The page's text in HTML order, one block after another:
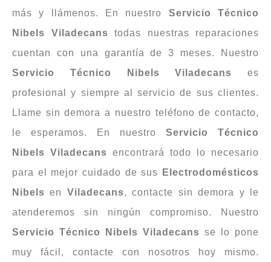
más y llámenos. En nuestro Servicio
Técnico
Nibels Viladecans todas nuestras reparaciones
cuentan con una garantía de 3 meses. Nuestro
Servicio Técnico Nibels Viladecans es
profesional y siempre al servicio de sus clientes.
Llame sin demora a nuestro teléfono de contacto,
le esperamos. En nuestro Servicio Técnico
Nibels Viladecans encontrará todo lo necesario
para el mejor cuidado de sus
Electrodomésticos
Nibels en Viladecans, contacte sin demora y le
atenderemos sin ningún compromiso. Nuestro
Servicio Técnico Nibels Viladecans se lo pone
muy fácil, contacte con nosotros hoy mismo.